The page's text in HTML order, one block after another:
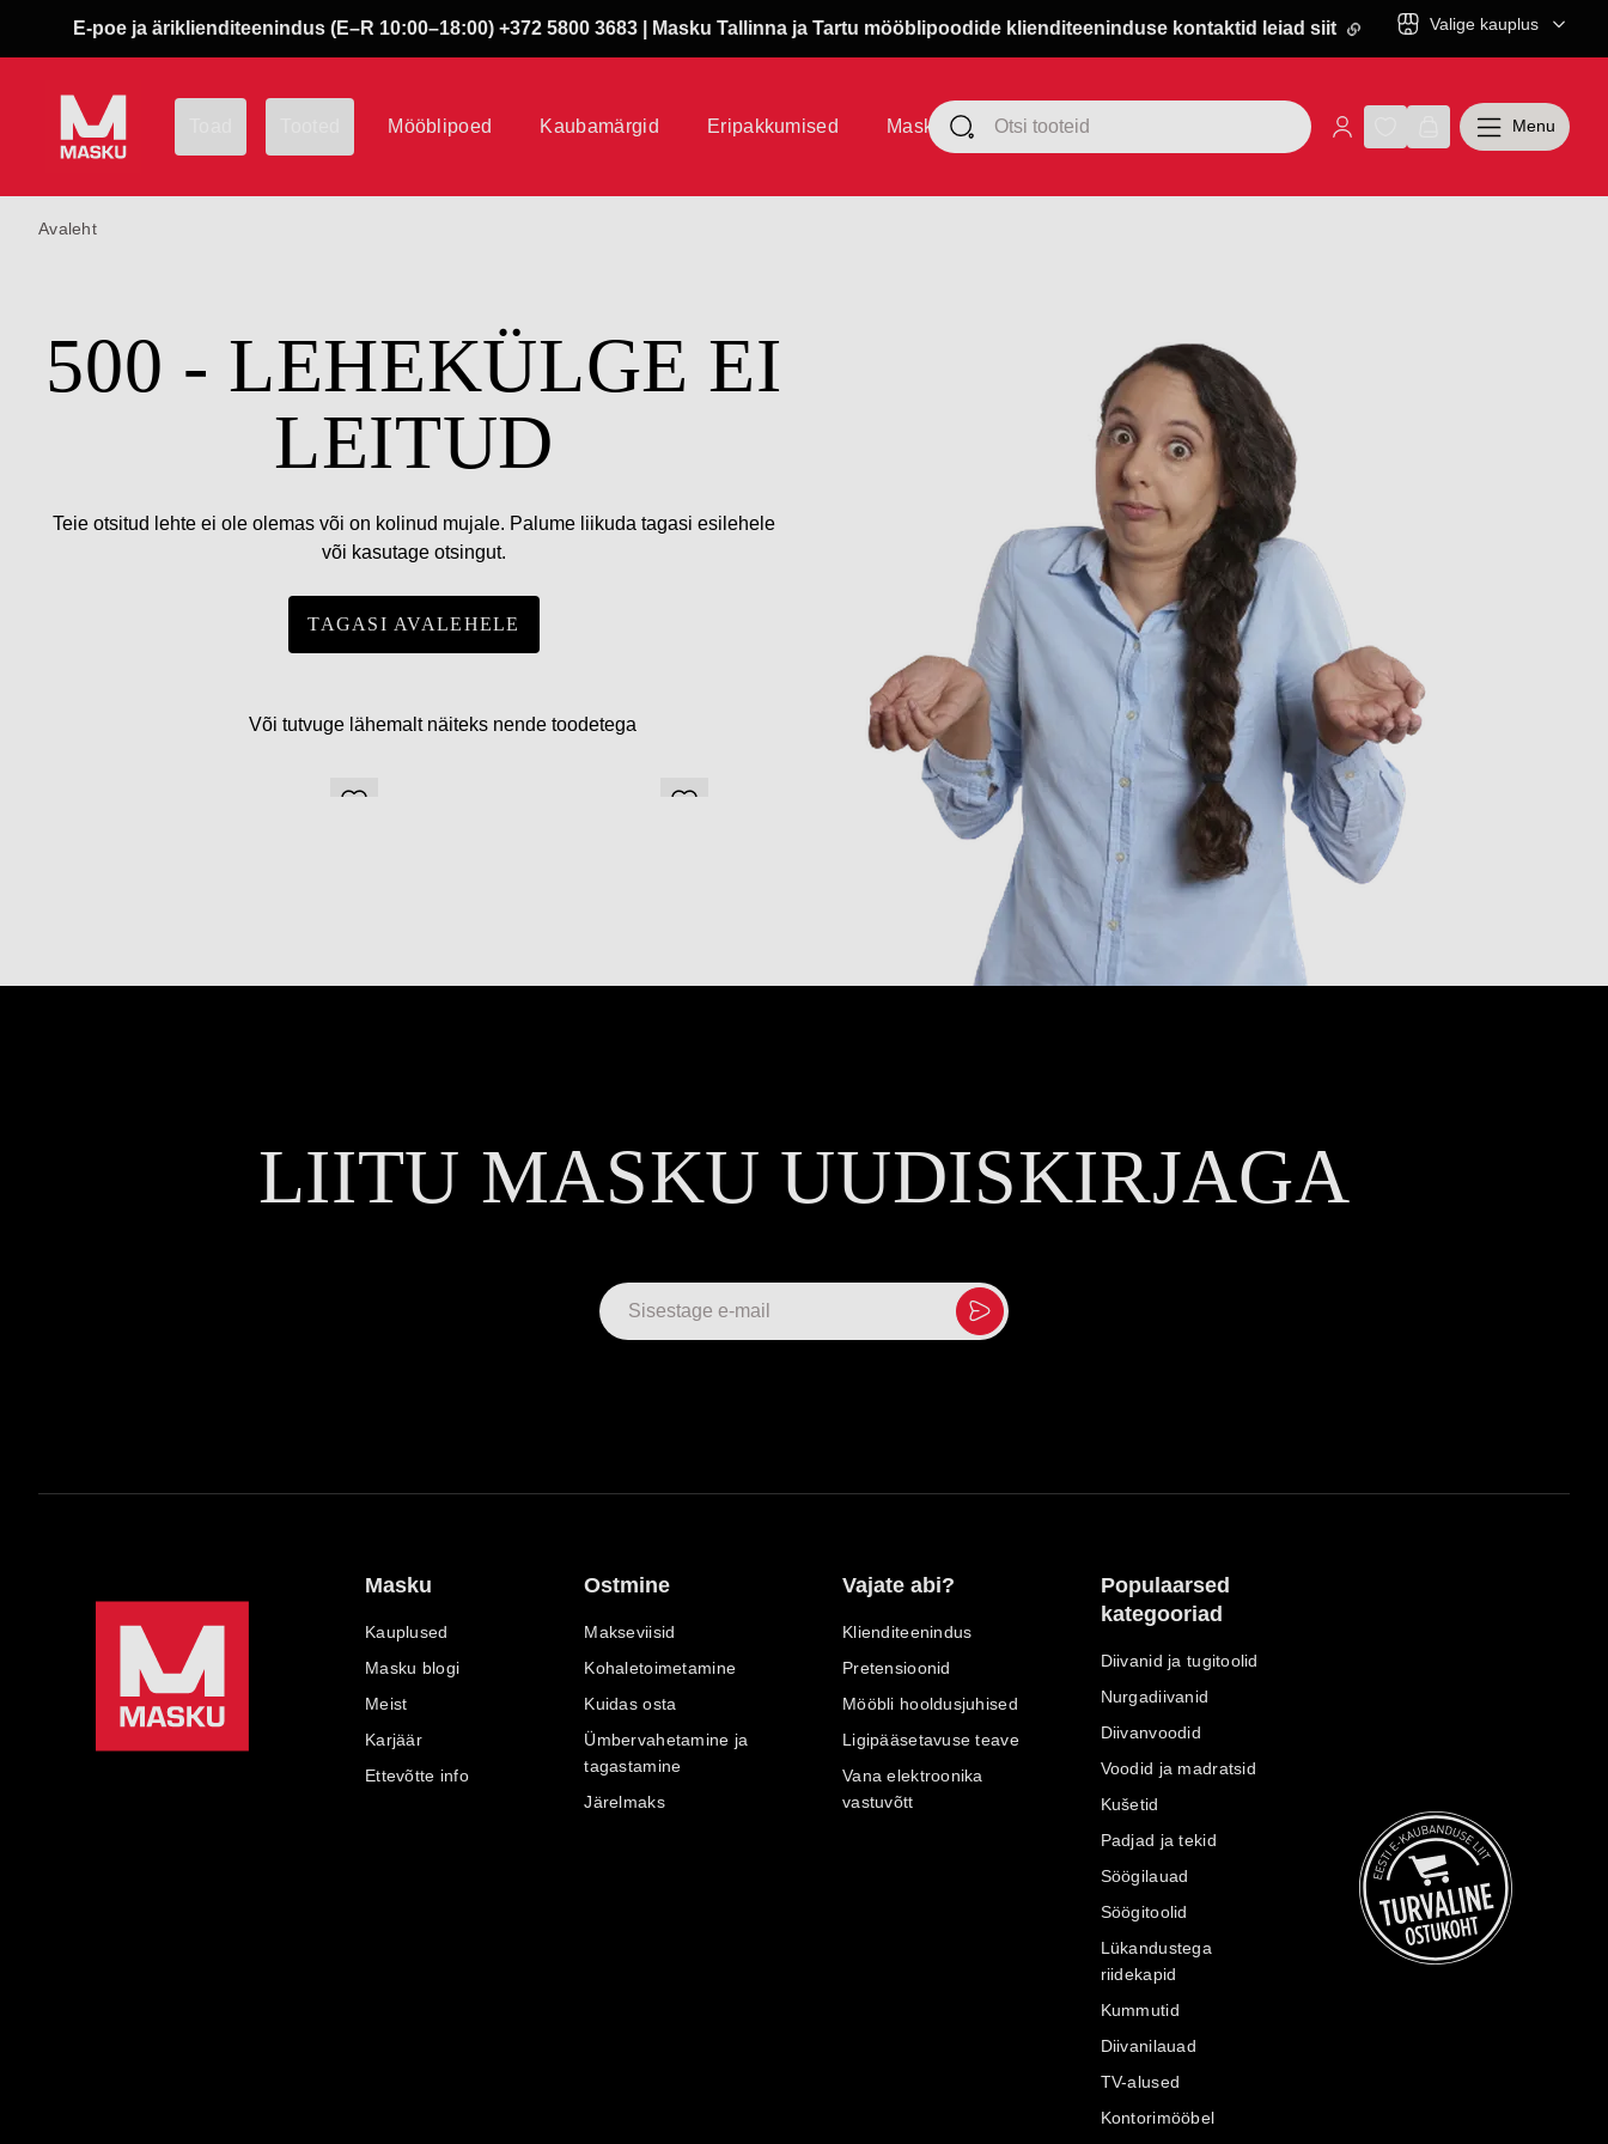
E-poe ja äriklienditeenindus (E–R 10:00–18:00) +372 5800 3683 | Masku Tallinna ja Tartu mööblipoodide klienditeeninduse kontaktid leiad siit Valige kauplus
Mööblipoed Kaubamärgid Eripakkumised Masku klubi Menu
Avaleht
500 - LEHEKÜLGE EI
LEITUD
Teie otsitud lehte ei ole olemas või on kolinud mujale. Palume liikuda tagasi esilehele
või kasutage otsingut.
TAGASI AVALEHELE
Või tutvuge lähemalt näiteks nende toodetega
LIITU MASKU UUDISKIRJAGA
Masku
Kauplused
Masku blogi
Meist
Karjäär
Ettevõtte info
Ostmine
Makseviisid
Kohaletoimetamine
Kuidas osta
Ümbervahetamine ja
tagastamine
Järelmaks
Vajate abi?
Klienditeenindus
Pretensioonid
Mööbli hooldusjuhised
Ligipääsetavuse teave
Vana elektroonika
vastuvõtt
Populaarsed
kategooriad
Diivanid ja tugitoolid
Nurgadiivanid
Diivanvoodid
Voodid ja madratsid
Kušetid
Padjad ja tekid
Söögilauad
Söögitoolid
Lükandustega
riidekapid
Kummutid
Diivanilauad
TV-alused
Kontorimööbel